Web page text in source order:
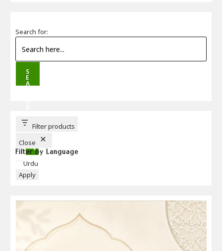
Search for:
S
E
A
T
T
Filter products
Close
Filter by Language
Language
Urdu
Apply